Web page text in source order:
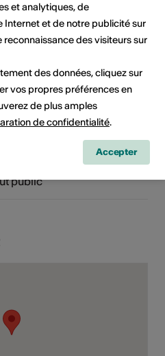
du Dé
de création et d'accueil
principale 39
Internet
d'événement
Concert
public
et analytiques, de
Internet et de notre publicité sur
reconnaissance des visiteurs sur
des données, cliquez sur
vos propres préférences en
de plus amples
de confidentialité.
Accepter